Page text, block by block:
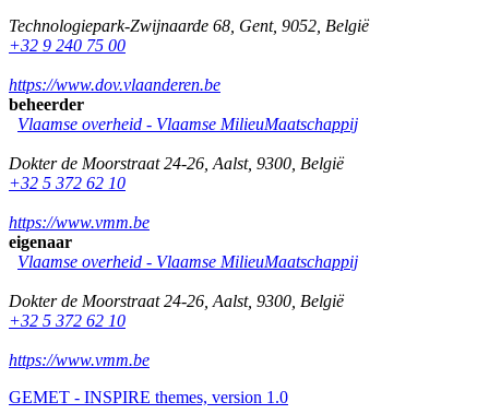
Technologiepark-Zwijnaarde 68 Gent, 9052 België
+32 9 240 75 00
https://www.dov.vlaanderen.be
beheerder
Vlaamse overheid - Vlaamse MilieuMaatschappij
Dokter de Moorstraat 24-26 Aalst, 9300 België
+32 5 372 62 10
https://www.vmm.be
eigenaar
Vlaamse overheid - Vlaamse MilieuMaatschappij
Dokter de Moorstraat 24-26 Aalst, 9300 België
+32 5 372 62 10
https://www.vmm.be
GEMET - INSPIRE themes, version 1.0